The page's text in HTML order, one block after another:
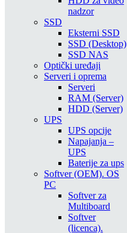
nadzor
SSD
Eksterni SSD
SSD (Desktop)
SSD NAS
Optički uređaji
Serveri i oprema
Serveri
RAM (Server)
HDD (Server)
UPS
UPS opcije
Napajanja –
UPS
Baterije za ups
Softver (OEM). OS
PC
Softver za
Multiboard
Softver
(licenca).